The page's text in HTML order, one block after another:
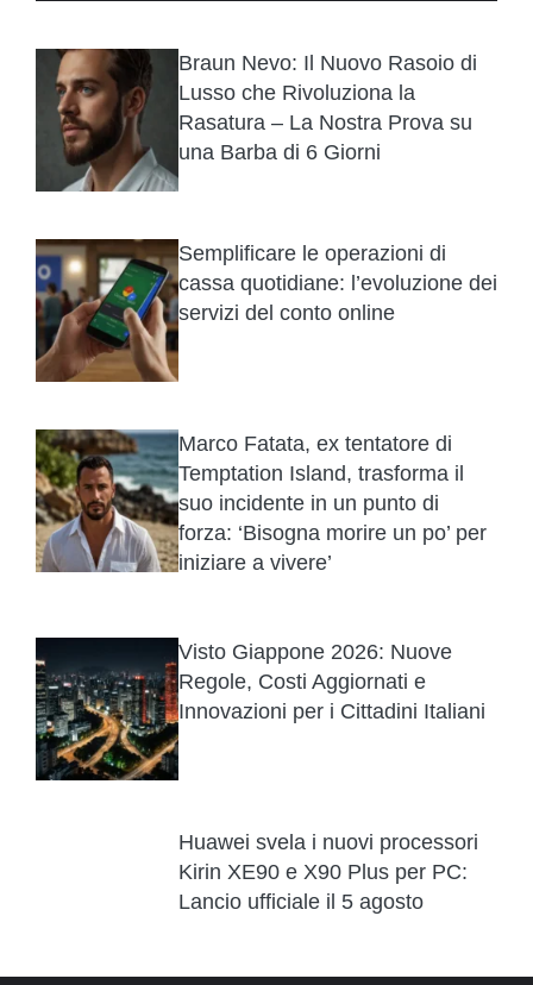
Braun Nevo: Il Nuovo Rasoio di
Lusso che Rivoluziona la
Rasatura – La Nostra Prova su
una Barba di 6 Giorni
Semplificare le operazioni di
cassa quotidiane: l’evoluzione dei
servizi del conto online
Marco Fatata, ex tentatore di
Temptation Island, trasforma il
suo incidente in un punto di
forza: ‘Bisogna morire un po’ per
iniziare a vivere’
Visto Giappone 2026: Nuove
Regole, Costi Aggiornati e
Innovazioni per i Cittadini Italiani
Huawei svela i nuovi processori
Kirin XE90 e X90 Plus per PC:
Lancio ufficiale il 5 agosto